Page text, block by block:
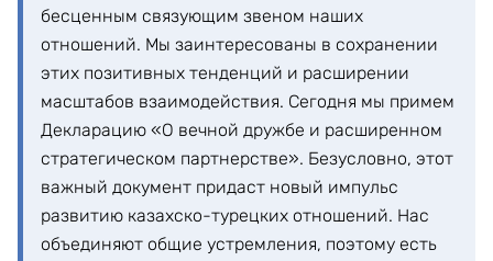
бесценным связующим звеном наших
отношений. Мы заинтересованы в сохранении
этих позитивных тенденций и расширении
масштабов взаимодействия. Сегодня мы примем
Декларацию «О вечной дружбе и расширенном
стратегическом партнерстве». Безусловно, этот
важный документ придаст новый импульс
развитию казахско-турецких отношений. Нас
объединяют общие устремления, поэтому есть